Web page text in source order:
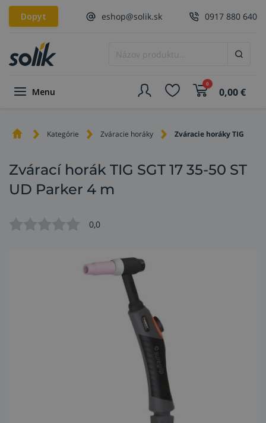
Dopyt eshop@solik.sk 0917 880 640
Menu
0
0,00€
Kategórie Zváracie horáky Zváracie horáky TIG
Zvárací horák TIG SGT 17 35-50 ST
UD Parker 4 m
0,0